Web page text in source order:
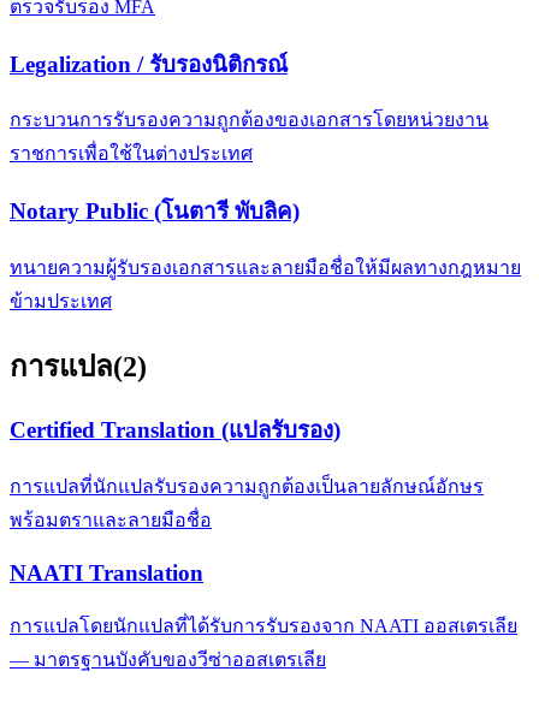
ตรวจรับรอง MFA
Legalization / รับรองนิติกรณ์
กระบวนการรับรองความถูกต้องของเอกสารโดยหน่วยงาน
ราชการเพื่อใช้ในต่างประเทศ
Notary Public (โนตารี พับลิค)
ทนายความผู้รับรองเอกสารและลายมือชื่อให้มีผลทางกฎหมาย
ข้ามประเทศ
การแปล(2)
Certified Translation (แปลรับรอง)
การแปลที่นักแปลรับรองความถูกต้องเป็นลายลักษณ์อักษร
พร้อมตราและลายมือชื่อ
NAATI Translation
การแปลโดยนักแปลที่ได้รับการรับรองจาก NAATI ออสเตรเลีย
— มาตรฐานบังคับของวีซ่าออสเตรเลีย